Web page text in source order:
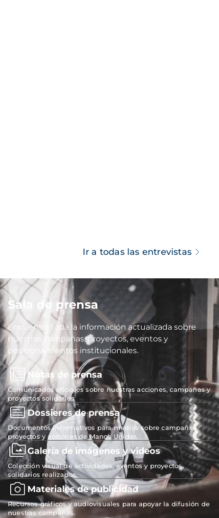
Ir a todas las entrevistas
Imagen
Sala de prensa
Encuentra toda la información actualizada sobre
nuestras campañas, proyectos, eventos y
posicionamientos institucionales.
Notas de prensa
Comunicados oficiales sobre nuestras acciones, campañas y
proyectos solidarios
Dossieres de prensa
Documentos informativos para medios sobre campañas,
proyectos y acciones de Manos Unidas.
Galería de imágenes y videos
Colección visual de actividades, eventos y proyectos
solidarios realizados.
Materiales de publicidad
Recursos gráficos y audiovisuales para apoyar la difusión de
nuestras campañas.